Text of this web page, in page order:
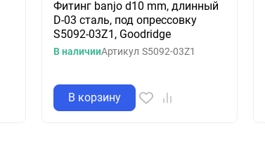
Фитинг banjo d10 mm, длинный
D-03 сталь, под опрессовку
S5092-03Z1, Goodridge
В наличииАртикул S5092-03Z1
В корзину